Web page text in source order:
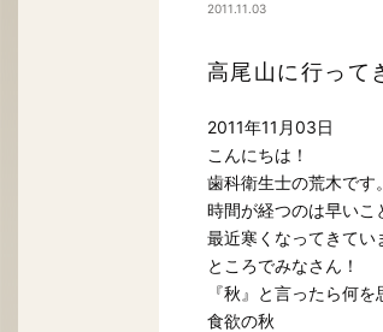
2011.11.03
高尾山に行って
2011年11月03日
こんにちは！
歯科衛生士の荒木です。
時間が経つのは早い
最近寒くなってきてい
ところでみなさん！
『秋』と言ったら何
食欲の秋